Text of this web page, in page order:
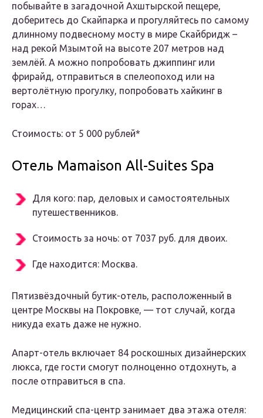
побывайте в загадочной Ахштырской пещере,
доберитесь до Скайпарка и прогуляйтесь по самому
длинному подвесному мосту в мире Скайбридж –
над рекой Мзымтой на высоте 207 метров над
землёй. А можно попробовать джиппинг или
фрирайд, отправиться в спелеопоход или на
вертолётную прогулку, попробовать хайкинг в
горах…
Стоимость: от 5 000 рублей*
Отель Mamaison All-Suites Spa
Для кого: пар, деловых и самостоятельных
путешественников.
Стоимость за ночь: от 7037 руб. для двоих.
Где находится: Москва.
Пятизвёздочный бутик-отель, расположенный в
центре Москвы на Покровке, — тот случай, когда
никуда ехать даже не нужно.
Апарт-отель включает 84 роскошных дизайнерских
люкса, где гости смогут полноценно отдохнуть, а
после отправиться в спа.
Медицинский спа-центр занимает два этажа отеля: